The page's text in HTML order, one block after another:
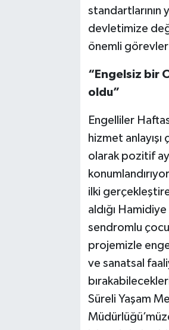
standartlarının
devletimize
önemli
“Engelsiz bir
oldu”
Engelliler
hizmet
olarak pozitif
ilki
aldığı
sendromlu
projemizle
ve sanatsal
Süreli Yaşam